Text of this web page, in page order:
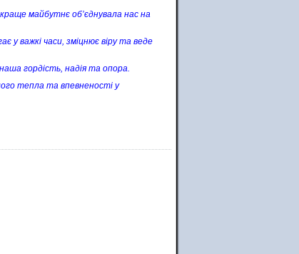
майбутнє об’єднувала нас на
у важкі часи, зміцнює віру та веде
гордість, надія та опора.
тепла та впевненості у